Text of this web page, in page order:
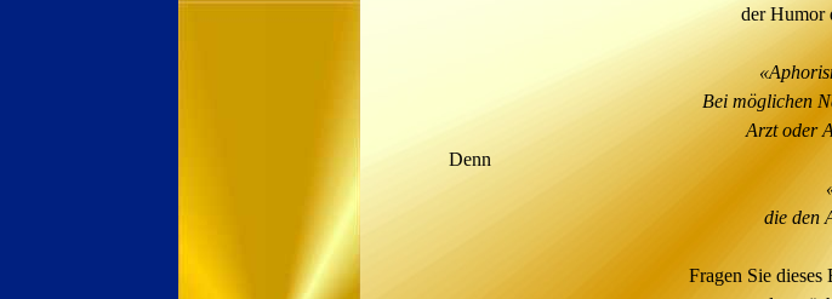
der Humor
Bei möglichen
Arzt oder
Denn
die den
Fragen Sie